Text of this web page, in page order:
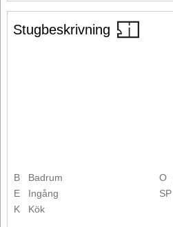
Stugbeskrivning
B
Badrum
E
Ingång
K
Kök
O
SP